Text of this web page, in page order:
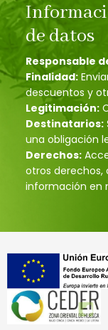
de datos
Responsable
Finalidad:
descuentos y
Legitimación:
Destinatarios:
una obligación
Derechos:
otros derechos,
información en